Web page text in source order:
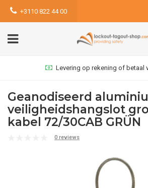
+3110 822 44 00
Levering op rekening of betaal
Geanodiseerd
veiligheidshangslot
kabel 72/30CAB GRÜN
0 reviews